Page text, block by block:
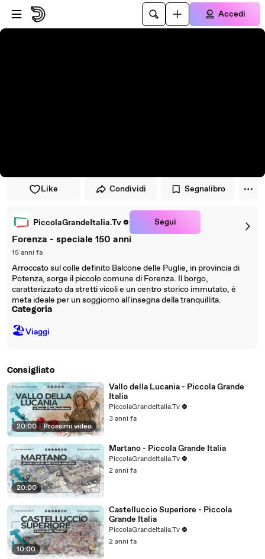
Vai al lettore
Passa al contenuto principale
Accedi
Like Condividi Segnalibro
PiccolaGrandeItalia.Tv Segui
Forenza - speciale 150 anni
15 anni fa
Arroccato sul colle definito Balcone delle Puglie, in provincia di
Potenza, sorge il piccolo comune di Forenza. Il borgo,
caratterizzato da stretti vicoli e un centro storico immutato, è
meta ideale per un soggiorno all'insegna della tranquillita.
Categoria
🏖Viaggi
Consigliato
20:00 | Prossimi video
Vallo della Lucania - Piccola Grande
Italia
PiccolaGrandeItalia.Tv
3 anni fa
20:00
Martano - Piccola Grande Italia
PiccolaGrandeItalia.Tv
2 anni fa
10:00
Castelluccio Superiore - Piccola
Grande Italia
PiccolaGrandeItalia.Tv
2 anni fa